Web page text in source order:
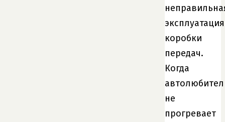
эксплуатация
коробки
передач.
Когда
не
прогревает